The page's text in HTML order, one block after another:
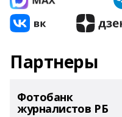
Партнеры
Фотобанк
журналистов РБ